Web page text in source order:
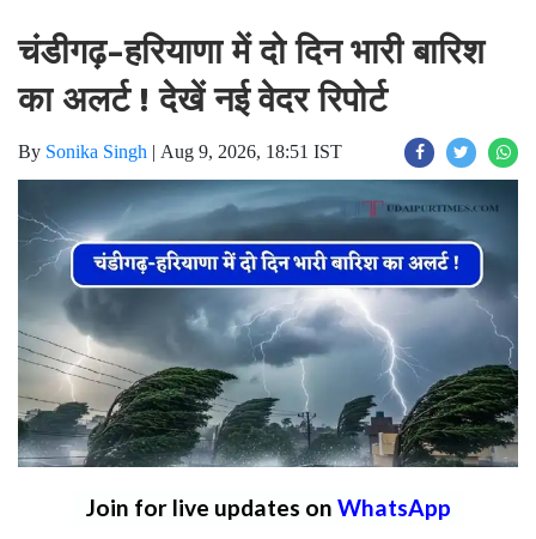
चंडीगढ़-हरियाणा में दो दिन भारी बारिश
का अलर्ट ! देखें नई वेदर रिपोर्ट
By Sonika Singh | Aug 9, 2026, 18:51 IST
Join for live updates on WhatsApp